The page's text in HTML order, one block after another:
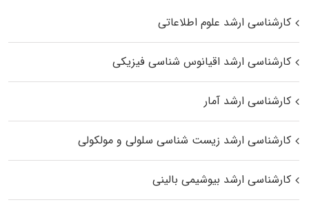
کارشناسی ارشد علوم اطلاعاتی
کارشناسی ارشد اقیانوس‌ شناسی فیزیکی
کارشناسی ارشد آمار
کارشناسی ارشد زیست شناسی سلولی و مولکولی
کارشناسی ارشد بیوشیمی بالینی